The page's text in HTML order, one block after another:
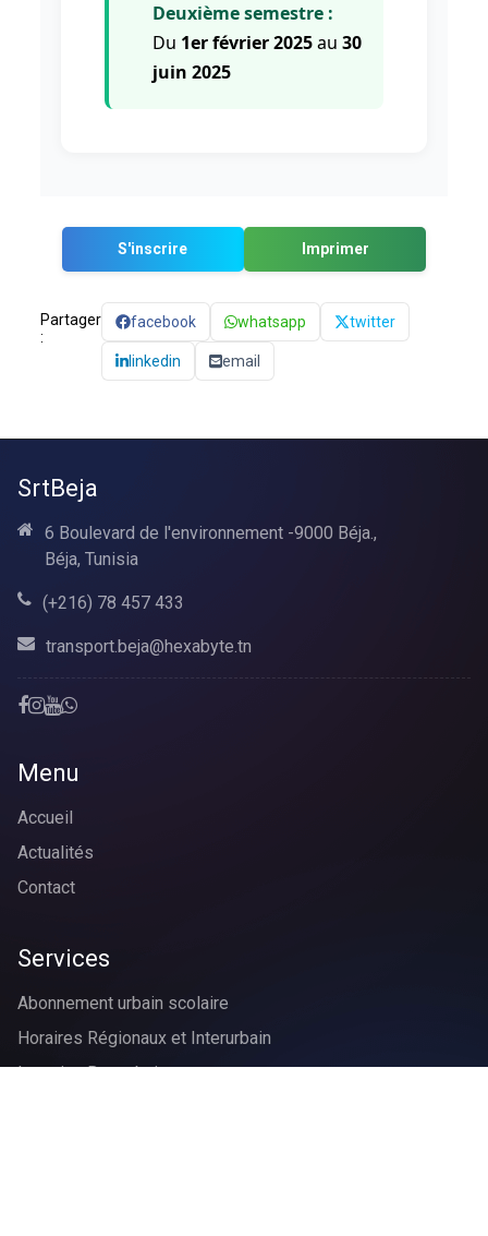
Deuxième semestre :
Du 1er février 2025au 30
juin 2025
S'inscrire Imprimer
Partager
:
facebook whatsapp twitter
linkedin email
SrtBeja
6 Boulevard de l'environnement -9000 Béja.,
Béja, Tunisia
(+216) 78 457 433
transport.beja@hexabyte.tn
Menu
Accueil
Actualités
Contact
Services
Abonnement urbain scolaire
Horaires Régionaux et Interurbain
Location Bus urbain